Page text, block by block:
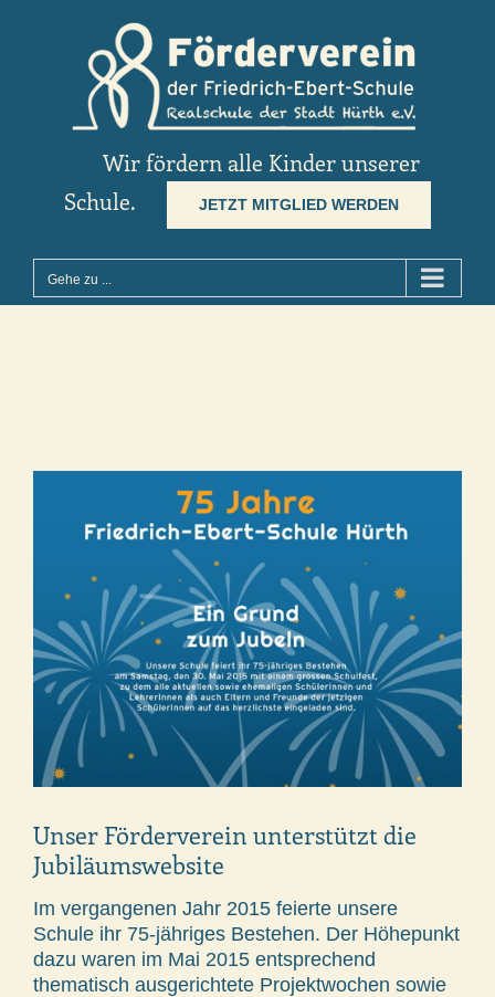
Wir fördern alle Kinder unserer
Schule.
JETZT MITGLIED WERDEN
Gehe zu ...
Unser Förderverein unterstützt die
Jubiläumswebsite
Im vergangenen Jahr 2015 feierte unsere
Schule ihr 75-jähriges Bestehen. Der Höhepunkt
dazu waren im Mai 2015 entsprechend
thematisch ausgerichtete Projektwochen sowie